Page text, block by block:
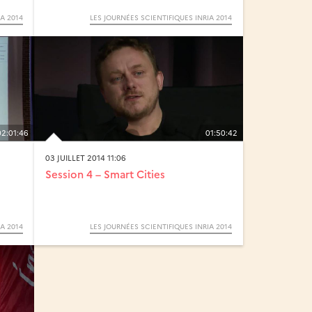
2014 LES JOURNÉES SCIENTIFIQUES INRIA 2014
2014
01:50:42
03 JUILLET 2014 11:06
Session 4 – Smart Cities
LES JOURNÉES SCIENTIFIQUES INRIA 2014